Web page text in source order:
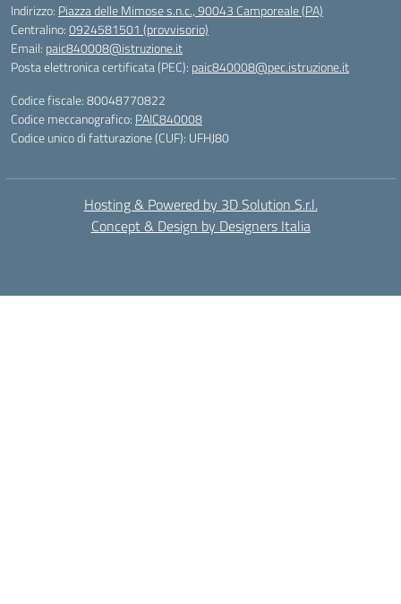
Indirizzo: Piazza delle Mimose s.n.c., 90043 Camporeale (PA)
Centralino:0924581501 (provvisorio)
Email: paic840008@istruzione.it
Posta elettronica certificata (PEC): paic840008@pec.istruzione.it
Codice fiscale: 80048770822
Codice meccanografico: PAIC840008
Codice unico di fatturazione (CUF): UFHJ80
Hosting & Powered by 3D Solution S.r.l.
Concept & Design by Designers Italia